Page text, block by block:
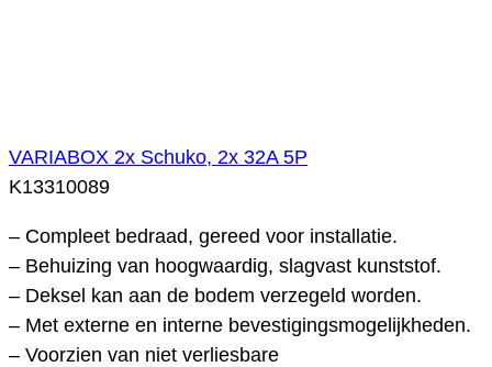
VARIABOX 2x Schuko, 2x 32A 5P
K13310089
– Compleet bedraad, gereed voor installatie.
– Behuizing van hoogwaardig, slagvast kunststof.
– Deksel kan aan de bodem verzegeld worden.
– Met externe en interne bevestigingsmogelijkheden.
– Voorzien van niet verliesbare